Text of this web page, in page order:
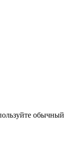
обычный